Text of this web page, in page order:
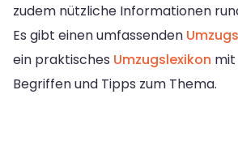
zudem nützliche Informationen
Es gibt einen umfassenden
ein praktisches Umzugslexikon
Begriffen und Tipps zum Thema.